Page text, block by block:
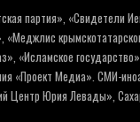
партия», «Свидетели
«Исламское
«Проект Медиа». СМИ-
Юрия Левады»,